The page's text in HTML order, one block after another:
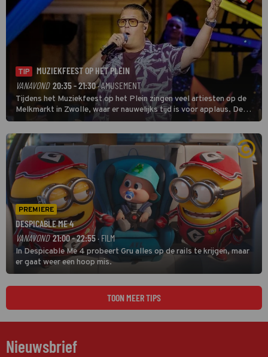
TIP
MUZIEKFEEST OP HET PLEIN
VANAVOND 20:35 - 21:30· AMUSEMENT
Tijdens het Muziekfeest op het Plein zingen veel artiesten op de
Melkmarkt in Zwolle, waar er nauwelijks tijd is voor applaus. De
grootste namen zijn André Hazes, Jannes, René Froger en
natuurlijk Rutger van Barneveld met zijn hit Zwoele Zomernachten.
PREMIERE
DESPICABLE ME 4
VANAVOND 21:00 - 22:55 · FILM
In Despicable Me 4 probeert Gru alles op de rails te krijgen, maar
er gaat weer een hoop mis.
TOON MEER TIPS
Nieuwsbrief